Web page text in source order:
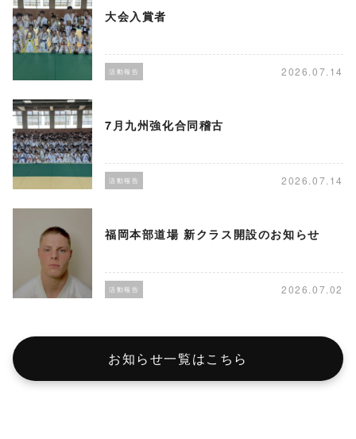
大会入賞者
活動報告 2026.07.14
7月九州強化合同稽古
活動報告 2026.07.14
福岡本部道場 新クラス開設のお知らせ
活動報告 2026.07.02
お知らせ一覧はこちら